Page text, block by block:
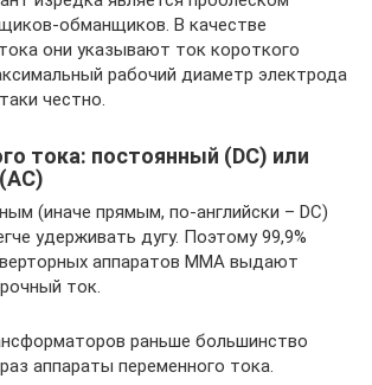
обманщиков. В качестве
они указывают ток короткого
рабочий диаметр электрода
честно.
тока: постоянный (DC) или
(иначе прямым, по-английски – DC)
удерживать дугу. Поэтому 99,9%
аппаратов ММА выдают
ток.
раньше большинство
аппараты переменного тока.